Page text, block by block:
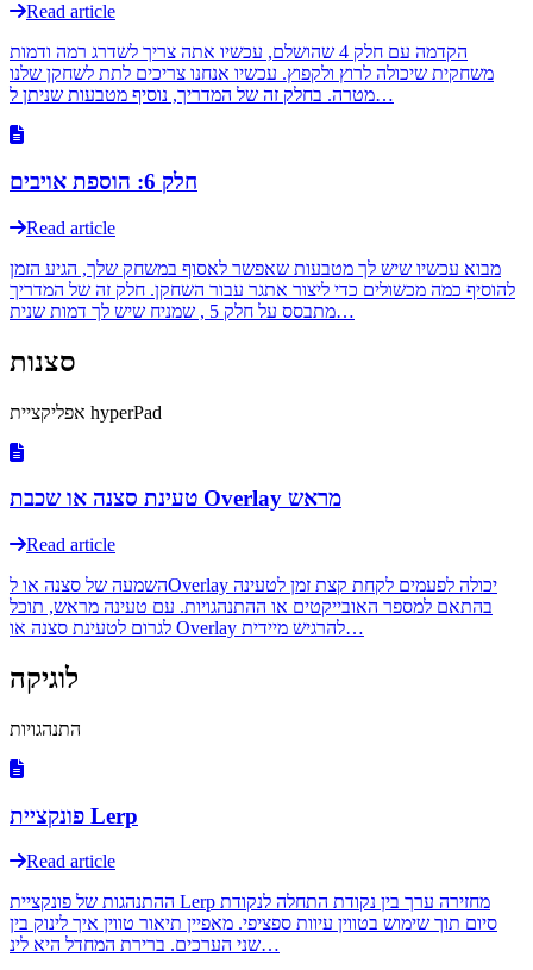
Read article
הקדמה עם חלק 4 שהושלם, עכשיו אתה צריך לשדרג רמה ודמות
משחקית שיכולה לרוץ ולקפוץ. עכשיו אנחנו צריכים לתת לשחקן שלנו
מטרה. בחלק זה של המדריך, נוסיף מטבעות שניתן ל…
חלק 6: הוספת אויבים
Read article
מבוא עכשיו שיש לך מטבעות שאפשר לאסוף במשחק שלך, הגיע הזמן
להוסיף כמה מכשולים כדי ליצור אתגר עבור השחקן. חלק זה של המדריך
מתבסס על חלק 5 , שמניח שיש לך דמות שנית…
סצנות
אפליקציית hyperPad
טעינת סצנה או שכבת Overlay מראש
Read article
השמעה של סצנה או לOverlay יכולה לפעמים לקחת קצת זמן לטעינה
בהתאם למספר האובייקטים או ההתנהגויות. עם טעינה מראש, תוכל
לגרום לטעינת סצנה או Overlay להרגיש מיידית…
לוגיקה
התנהגויות
פונקציית Lerp
Read article
ההתנהגות של פונקציית Lerp מחזירה ערך בין נקודת התחלה לנקודת
סיום תוך שימוש בטווין עיוות ספציפי. מאפיין תיאור טווין איך לינוק בין
שני הערכים. ברירת המחדל היא לינ…